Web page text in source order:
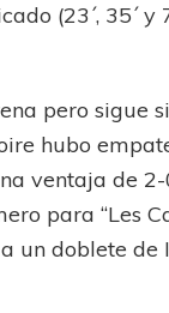
(23´, 35´ y
pero sigue
hubo
ventaja de 2-
para “Les
doblete de